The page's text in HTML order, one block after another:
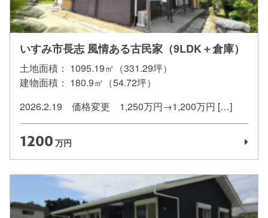
いすみ市長志 風情ある古民家（9LDK＋倉庫）
土地面積： 1095.19㎡（331.29坪）
建物面積： 180.9㎡（54.72坪）
2026.2.19 価格変更 1,250万円→1,200万円 […]
1200万円